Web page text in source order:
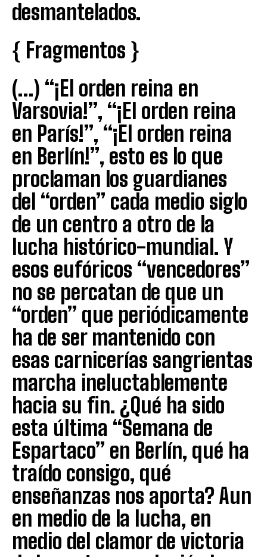
desmantelados.
{ Fragmentos }
(…) “¡El orden reina en
Varsovia!”, “¡El orden reina
en París!”, “¡El orden reina
en Berlín!”, esto es lo que
proclaman los guardianes
del “orden” cada medio siglo
de un centro a otro de la
lucha histórico-mundial. Y
esos eufóricos “vencedores”
no se percatan de que un
“orden” que periódicamente
ha de ser mantenido con
esas carnicerías sangrientas
marcha ineluctablemente
hacia su fin. ¿Qué ha sido
esta última “Semana de
Espartaco” en Berlín, qué ha
traído consigo, qué
enseñanzas nos aporta? Aun
en medio de la lucha, en
medio del clamor de victoria